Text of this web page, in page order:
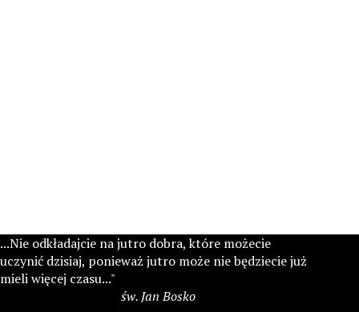
...Nie odkładajcie na jutro dobra, które możecie
uczynić dzisiaj, ponieważ jutro może nie będziecie już
mieli więcej czasu..."
św. Jan Bosko